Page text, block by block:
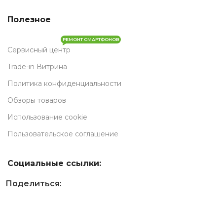
Полезное
Сервисный центр
РЕМОНТ СМАРТФОНОВ
Trade-in Витрина
Политика конфиденциальности
Обзоры товаров
Использование cookie
Пользовательское соглашение
Социальные ссылки:
Поделиться: